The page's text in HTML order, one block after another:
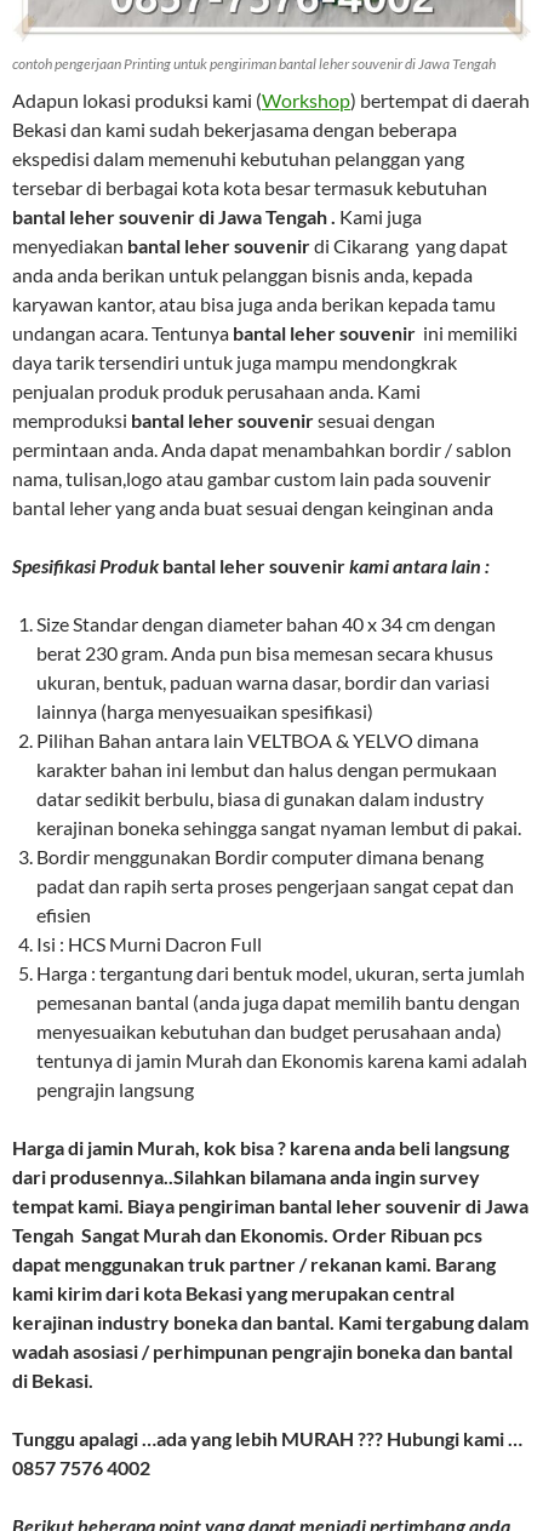
contoh pengerjaan Printing untuk pengiriman bantal leher souvenir di Jawa Tengah
Adapun lokasi produksi kami (Workshop) bertempat di daerah
Bekasi dan kami sudah bekerjasama dengan beberapa
ekspedisi dalam memenuhi kebutuhan pelanggan yang
tersebar di berbagai kota kota besar termasuk kebutuhan
bantal leher souvenir di Jawa Tengah . Kami juga
menyediakan bantal leher souvenirdi Cikarang yang dapat
anda anda berikan untuk pelanggan bisnis anda, kepada
karyawan kantor, atau bisa juga anda berikan kepada tamu
undangan acara. Tentunya bantal leher souvenir ini memiliki
daya tarik tersendiri untuk juga mampu mendongkrak
penjualan produk produk perusahaan anda. Kami
memproduksi bantal leher souvenirsesuai dengan
permintaan anda. Anda dapat menambahkan bordir / sablon
nama, tulisan,logo atau gambar custom lain pada souvenir
bantal leher yang anda buat sesuai dengan keinginan anda
Spesifikasi Produk bantal leher souvenirkami antara lain :
Size Standar dengan diameter bahan 40 x 34 cm dengan
berat 230 gram. Anda pun bisa memesan secara khusus
ukuran, bentuk, paduan warna dasar, bordir dan variasi
lainnya (harga menyesuaikan spesifikasi)
Pilihan Bahan antara lain VELTBOA & YELVO dimana
karakter bahan ini lembut dan halus dengan permukaan
datar sedikit berbulu, biasa di gunakan dalam industry
kerajinan boneka sehingga sangat nyaman lembut di pakai.
Bordir menggunakan Bordir computer dimana benang
padat dan rapih serta proses pengerjaan sangat cepat dan
efisien
Isi : HCS Murni Dacron Full
Harga : tergantung dari bentuk model, ukuran, serta jumlah
pemesanan bantal (anda juga dapat memilih bantu dengan
menyesuaikan kebutuhan dan budget perusahaan anda)
tentunya di jamin Murah dan Ekonomis karena kami adalah
pengrajin langsung
Harga di jamin Murah, kok bisa ? karena anda beli langsung
dari produsennya..Silahkan bilamana anda ingin survey
tempat kami. Biaya pengiriman bantal leher souvenir di Jawa
Tengah Sangat Murah dan Ekonomis. Order Ribuan pcs
dapat menggunakan truk partner / rekanan kami. Barang
kami kirim dari kota Bekasi yang merupakan central
kerajinan industry boneka dan bantal. Kami tergabung dalam
wadah asosiasi / perhimpunan pengrajin boneka dan bantal
di Bekasi.
Tunggu apalagi …ada yang lebih MURAH ??? Hubungi kami …
0857 7576 4002
Berikut beberapa point yang dapat menjadi pertimbang anda